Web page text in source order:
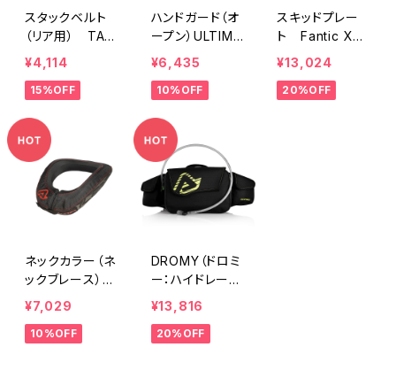
スタックベルト
（リア用） TA-
TIRE DREベル
¥4,114
15%OFF
ハンドガード（オ
ープン）ULTIMA
TE
¥6,435
10%OFF
スキッドプレー
ト Fantic XX2
50/Yamaha YZ
250
¥13,024
20%OFF
ネックカラー（ネ
ックブレース）X-
ROUND
¥7,029
10%OFF
DROMY（ドロミ
ー：ハイドレーシ
ョン付きウェスト
バッグ）
¥13,816
20%OFF